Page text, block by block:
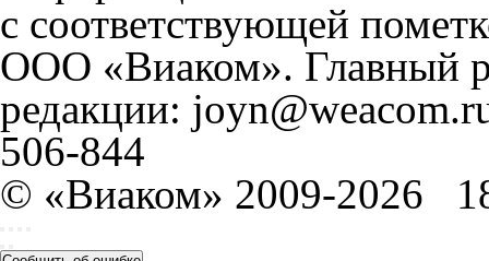
с соответствующей
ООО «Виаком». Главный
редакции:
506-844
© «Виаком» 2009-2026